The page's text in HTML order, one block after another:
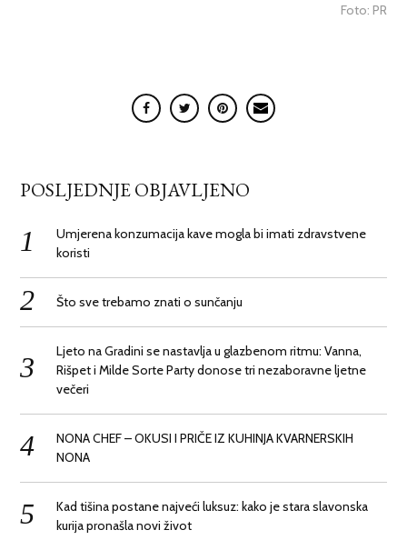
Foto: PR
POSLJEDNJE OBJAVLJENO
Umjerena konzumacija kave mogla bi imati zdravstvene
koristi
Što sve trebamo znati o sunčanju
Ljeto na Gradini se nastavlja u glazbenom ritmu: Vanna,
Rišpet i Milde Sorte Party donose tri nezaboravne ljetne
večeri
NONA CHEF – OKUSI I PRIČE IZ KUHINJA KVARNERSKIH
NONA
Kad tišina postane najveći luksuz: kako je stara slavonska
kurija pronašla novi život